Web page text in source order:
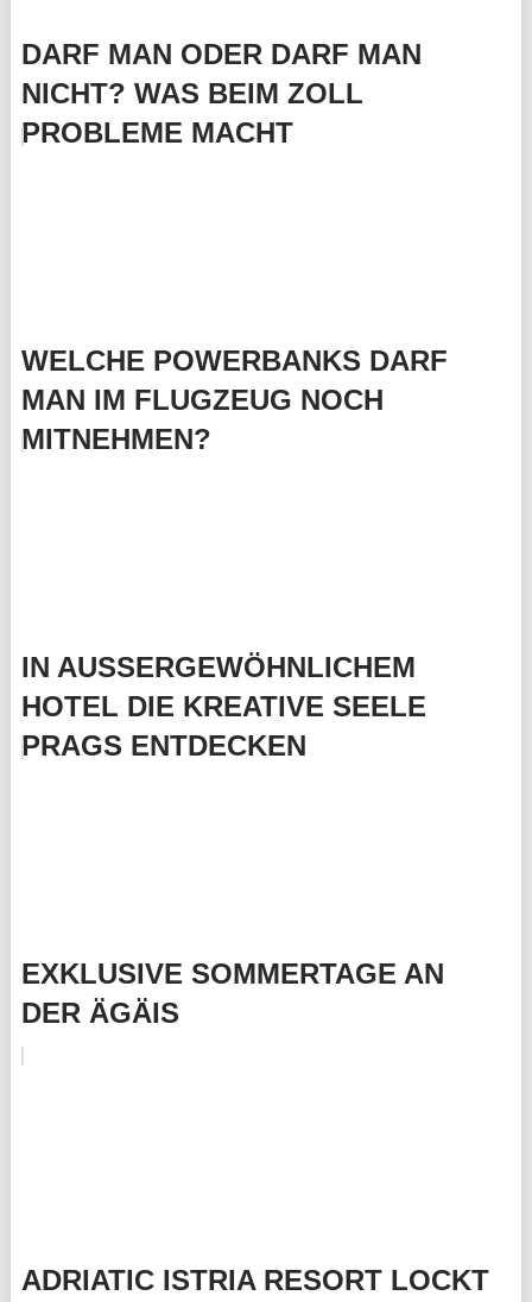
DARF MAN ODER DARF MAN
NICHT? WAS BEIM ZOLL
PROBLEME MACHT
WELCHE POWERBANKS DARF
MAN IM FLUGZEUG NOCH
MITNEHMEN?
IN AUSSERGEWÖHNLICHEM
HOTEL DIE KREATIVE SEELE
PRAGS ENTDECKEN
EXKLUSIVE SOMMERTAGE AN
DER ÄGÄIS
ADRIATIC ISTRIA RESORT LOCKT